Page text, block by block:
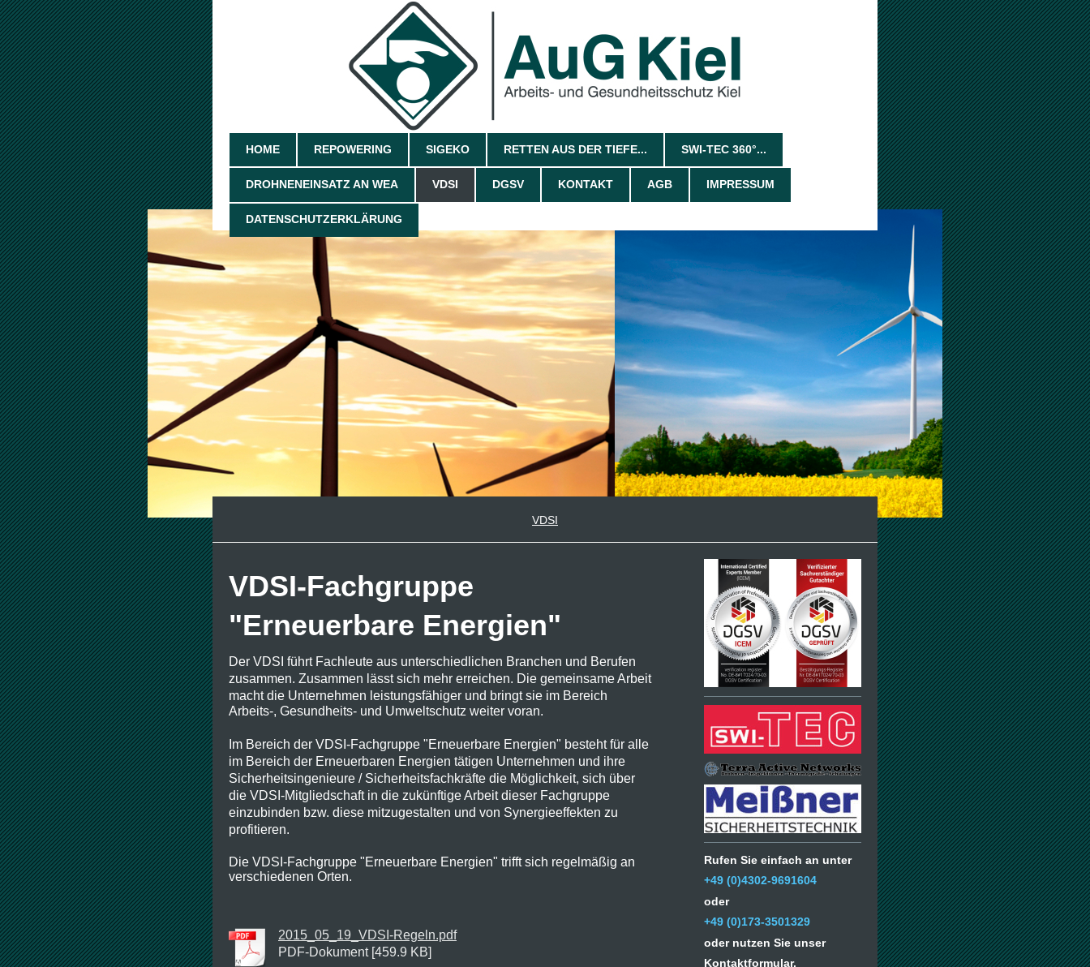
HOME REPOWERING SIGEKO RETTEN AUS DER TIEFE... SWI-TEC 360°...
DROHNENEINSATZ AN WEA VDSI DGSV KONTAKT AGB IMPRESSUM
DATENSCHUTZERKLÄRUNG
VDSI
VDSI-Fachgruppe
"Erneuerbare Energien"
Der VDSI führt Fachleute aus unterschiedlichen Branchen und Berufen
zusammen. Zusammen lässt sich mehr erreichen. Die gemeinsame Arbeit
macht die Unternehmen leistungsfähiger und bringt sie im Bereich
Arbeits-, Gesundheits- und Umweltschutz weiter voran.
Im Bereich der VDSI-Fachgruppe "Erneuerbare Energien" besteht für alle
im Bereich der Erneuerbaren Energien tätigen Unternehmen und ihre
Sicherheitsingenieure / Sicherheitsfachkräfte die Möglichkeit, sich über
die VDSI-Mitgliedschaft in die zukünftige Arbeit dieser Fachgruppe
einzubinden bzw. diese mitzugestalten und von Synergieeffekten zu
profitieren.
Die VDSI-Fachgruppe "Erneuerbare Energien" trifft sich regelmäßig an
verschiedenen Orten.
2015_05_19_VDSI-Regeln.pdf
PDF-Dokument [459.9 KB]
Rufen Sie einfach an unter
+49 (0)4302-9691604
oder
+49 (0)173-3501329
oder nutzen Sie unser
Kontaktformular.